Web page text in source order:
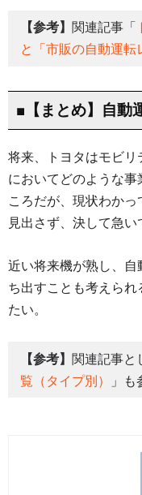
【参考】 関連記事「
と「市販の自動運転
■【まとめ】自動
将来、トヨタはモビ
においてどのような事
ころだが、現状わか
見出さず、決して急い
近い将来機が熟し、
ち出すことも考えら
たい。
【参考】 関連記事と
覧（タイプ別）
」も